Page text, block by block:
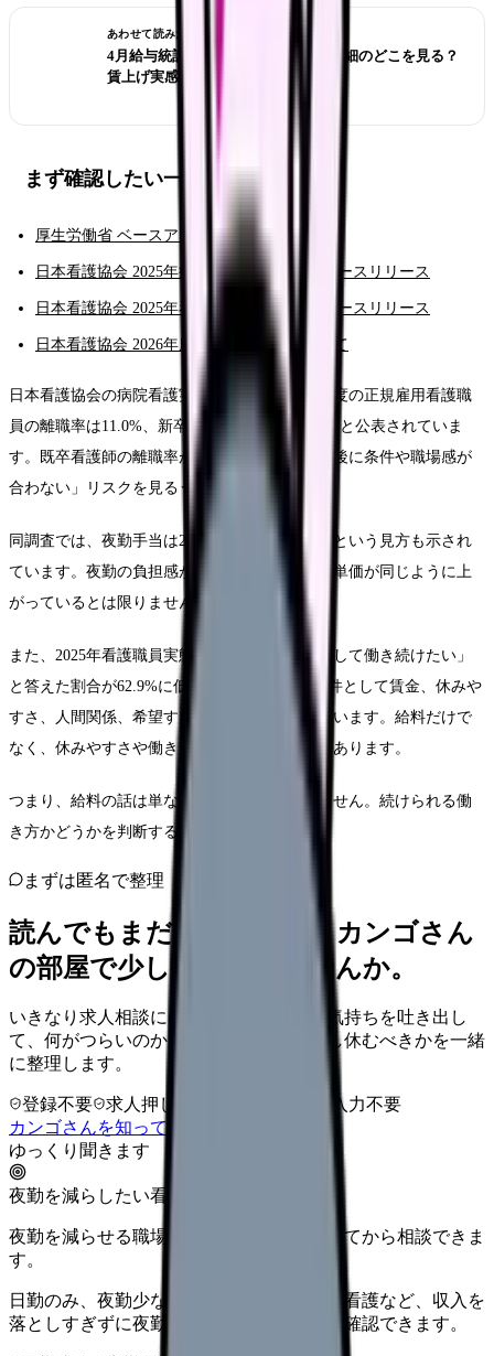
あわせて読みたい
4月給与統計の確報、看護師は給与明細のどこを見る？
賃上げ実感の確認リスト
まず確認したい一次情報
厚生労働省 ベースアップ評価料等について
日本看護協会 2025年病院看護実態調査 ニュースリリース
日本看護協会 2025年看護職員実態調査 ニュースリリース
日本看護協会 2026年度診療報酬改定について
日本看護協会の病院看護実態調査では、2024年度の正規雇用看護職
員の離職率は11.0%、新卒は8.4%、既卒は16.1%と公表されていま
す。既卒看護師の離職率が高いことは、「入職後に条件や職場感が
合わない」リスクを見るうえで重要です。
同調査では、夜勤手当は2010年以降ほぼ横ばいという見方も示され
ています。夜勤の負担感が増していても、手当単価が同じように上
がっているとは限りません。
また、2025年看護職員実態調査では「看護職として働き続けたい」
と答えた割合が62.9%に低下し、働き続ける条件として賃金、休みや
すさ、人間関係、希望する働き方が重視されています。給料だけで
なく、休みやすさや働き方も同時に見る必要があります。
つまり、給料の話は単なるお金の話ではありません。続けられる働
き方かどうかを判断する材料です。
まずは匿名で整理
読んでもまだ苦しいなら、カンゴさん
の部屋で少し話してみませんか。
いきなり求人相談には進みません。今の気持ちを吐き出し
て、何がつらいのか、辞めるべきか、少し休むべきかを一緒
に整理します。
登録不要 求人押し売りなし
病院名は入力不要
カンゴさんを知ってから相談する
ゆっくり聞きます
夜勤を減らしたい看護師さんへ
夜勤を減らせる職場タイプを、先に整理してから相談できま
す。
日勤のみ、夜勤少なめ、クリニック、訪問看護など、収入を
落としすぎずに夜勤負担を下げる選択肢を確認できます。